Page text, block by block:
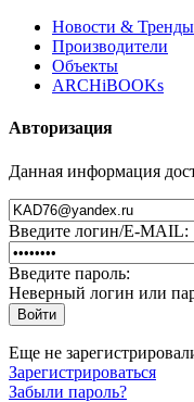
Новости & Тренды
Производители
Объекты
ARCHiBOOKs
Авторизация
Данная информация
Введите логин/E-MAIL:
Введите пароль:
Неверный логин или
Еще не
Зарегистрироваться
Забыли пароль?